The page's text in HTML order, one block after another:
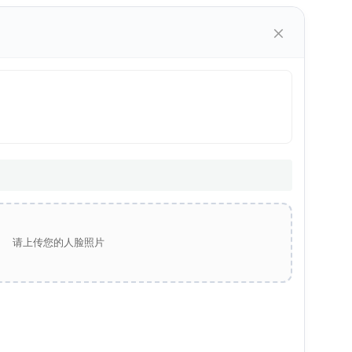
×
请上传您的人脸照片